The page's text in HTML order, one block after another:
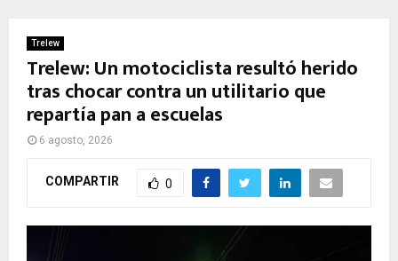
Trelew
Trelew: Un motociclista resultó herido
tras chocar contra un utilitario que
repartía pan a escuelas
6 agosto, 2026
COMPARTIR 0